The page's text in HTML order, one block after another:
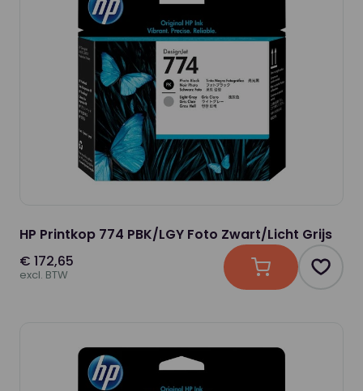
HP Printkop 774 PBK/LGY Foto Zwart/Licht Grijs
€ 172,65
excl. BTW In winkelwagen